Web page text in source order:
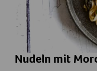
Nudeln mit